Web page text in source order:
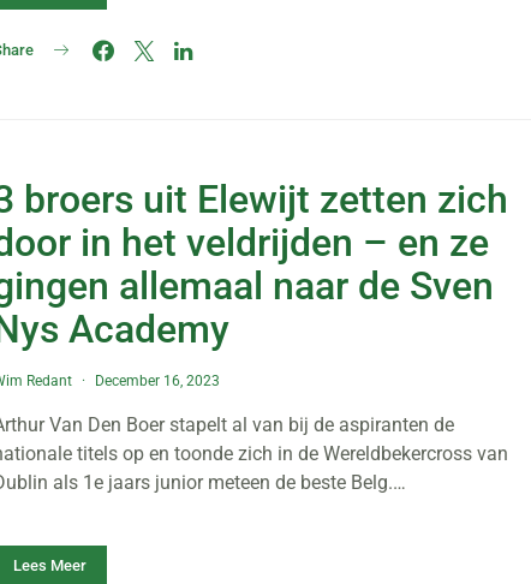
broers uit Elewijt zetten zich
in het veldrijden – en ze
allemaal naar de Sven
Academy
Redant December 16, 2023
Van Den Boer stapelt al van bij de aspiranten de
titels op en toonde zich in de Wereldbekercross van
als 1e jaars junior meteen de beste Belg.…
Lees Meer